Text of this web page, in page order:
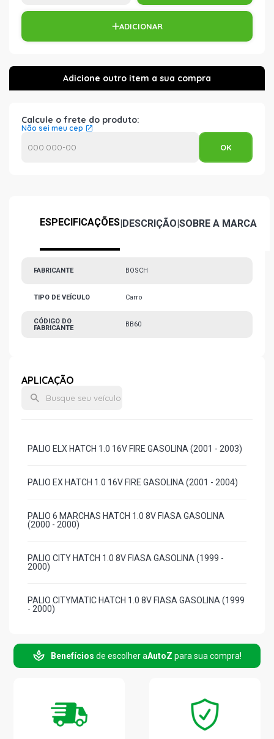
ADICIONAR
Calcule o frete do produto:
Não sei meu cep
ESPECIFICAÇÕES|DESCRIÇÃO|SOBRE A MARCA
FABRICANTE BOSCH
TIPO DE VEÍCULO Carro
CÓDIGO DO
FABRICANTE
BB60
APLICAÇÃO
PALIO ELX HATCH 1.0 16V FIRE GASOLINA (2001 - 2003)
PALIO EX HATCH 1.0 16V FIRE GASOLINA (2001 - 2004)
PALIO 6 MARCHAS HATCH 1.0 8V FIASA GASOLINA
(2000 - 2000)
PALIO CITY HATCH 1.0 8V FIASA GASOLINA (1999 -
2000)
PALIO CITYMATIC HATCH 1.0 8V FIASA GASOLINA (1999
- 2000)
PALIO ED HATCH 1.0 8V FIASA GASOLINA (1996 - 1999)
PALIO ELX HATCH 1.0 8V FIASA GASOLINA (1996 - 2001)
Benefícios de escolher aAutoZ para sua compra!